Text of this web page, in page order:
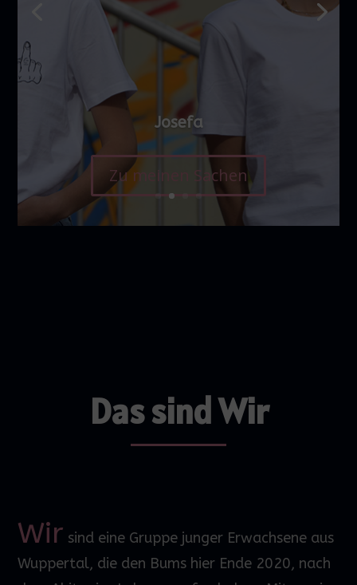
Josefa
Zu meinen Sachen
Das sind Wir
Wir sind eine Gruppe junger Erwachsene aus
Wuppertal, die den Bums hier Ende 2020, nach